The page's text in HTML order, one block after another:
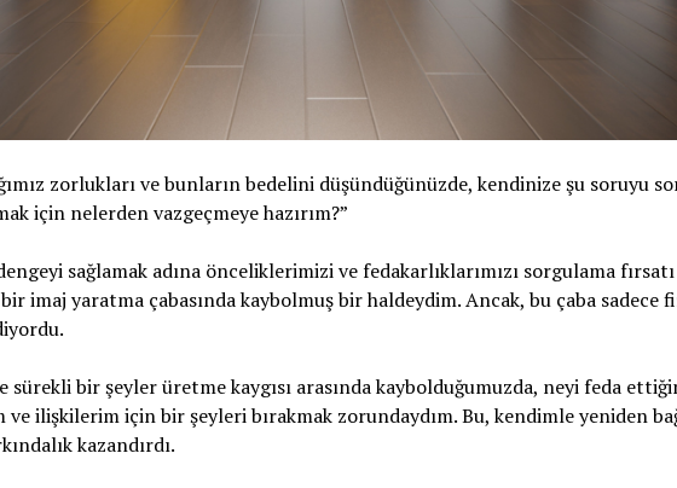
zorlukları ve bunların bedelini düşündüğünüzde, kendinize şu soruyu
için nelerden vazgeçmeye hazırım?”
sağlamak adına önceliklerimizi ve fedakarlıklarımızı sorgulama
imaj yaratma çabasında kaybolmuş bir haldeydim. Ancak, bu çaba sadece
sürekli bir şeyler üretme kaygısı arasında kaybolduğumuzda, neyi feda
ve ilişkilerim için bir şeyleri bırakmak zorundaydım. Bu, kendimle yeniden
kazandırdı.